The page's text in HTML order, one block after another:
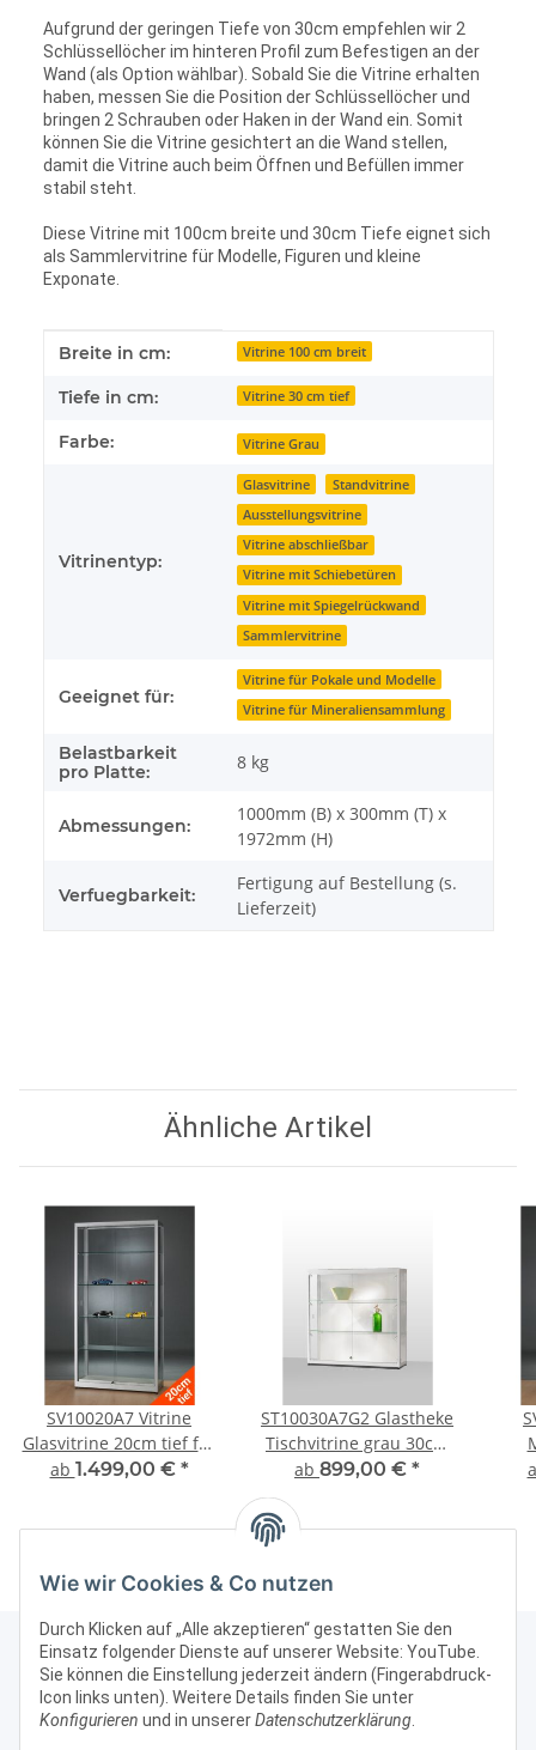
Wie wir Cookies & Co nutzen
Durch Klicken auf „Alle akzeptieren“ gestatten Sie den
Einsatz folgender Dienste auf unserer Website: YouTube.
Sie können die Einstellung jederzeit ändern (Fingerabdruck-
Icon links unten). Weitere Details finden Sie unter
Konfigurieren und in unsererDatenschutzerklärung.
Aufgrund der geringen Tiefe von 30cm empfehlen wir 2
Schlüssellöcher im hinteren Profil zum Befestigen an der
Wand (als Option wählbar). Sobald Sie die Vitrine erhalten
haben, messen Sie die Position der Schlüssellöcher und
bringen 2 Schrauben oder Haken in der Wand ein. Somit
können Sie die Vitrine gesichtert an die Wand stellen,
damit die Vitrine auch beim Öffnen und Befüllen immer
stabil steht.
Diese Vitrine mit 100cm breite und 30cm Tiefe eignet sich
als Sammlervitrine für Modelle, Figuren und kleine
Exponate.
Produkteigenschaft
Wert
Breite in cm: Vitrine 100 cm breit
Tiefe in cm: Vitrine 30 cm tief
Farbe: Vitrine Grau
Vitrinentyp:
Glasvitrine
Standvitrine
Ausstellungsvitrine
Vitrine abschließbar
Vitrine mit Schiebetüren
Vitrine mit Spiegelrückwand
Sammlervitrine
Geeignet für:
Vitrine für Pokale und Modelle
Vitrine für Mineraliensammlung
Belastbarkeit
pro Platte:
8 kg
Abmessungen:
1000mm (B) x 300mm (T) x
1972mm (H)
Verfuegbarkeit:
Fertigung auf Bestellung (s.
Lieferzeit)
Ähnliche Artikel
SV10020A7 Vitrine
Glasvitrine 20cm tief für
Modellautos und
ab 1.499,00 € *
ST10030A7G2 Glastheke
Tischvitrine grau 30cm
tief
ab 899,00 € *
Kontakt & Rechtliches